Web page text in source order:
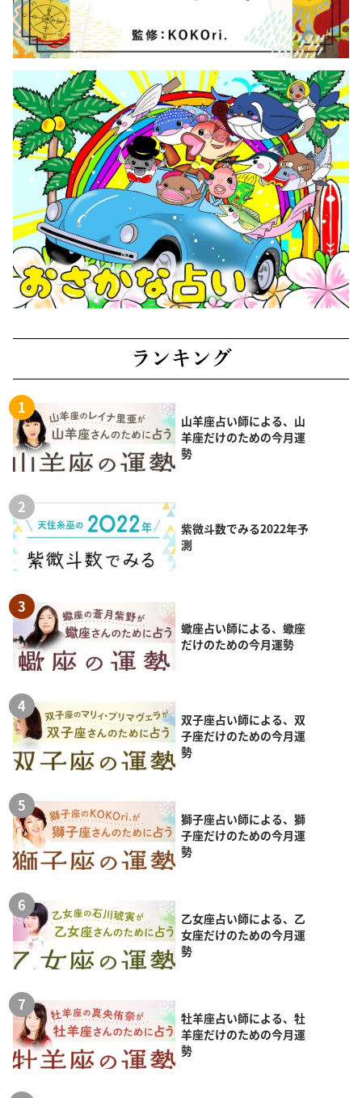
ランキング
山羊座占い師による、山
羊座だけのための今月運
勢
紫微斗数でみる2022年予
測
蠍座占い師による、蠍座
だけのための今月運勢
双子座占い師による、双
子座だけのための今月運
勢
獅子座占い師による、獅
子座だけのための今月運
勢
乙女座占い師による、乙
女座だけのための今月運
勢
牡羊座占い師による、牡
羊座だけのための今月運
勢